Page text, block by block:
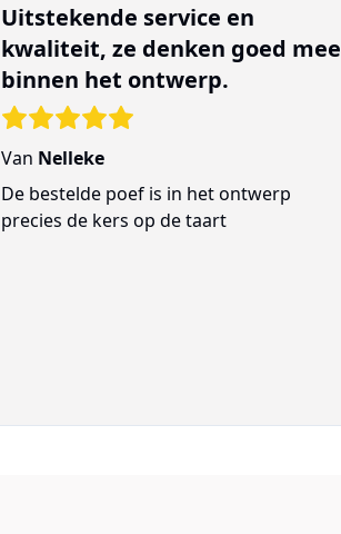
Uitstekende service en
kwaliteit, ze denken goed mee
binnen het ontwerp.
Van Nelleke
De bestelde poef is in het ontwerp
precies de kers op de taart